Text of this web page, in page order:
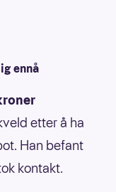
ennå
etter å ha
Han befant
kontakt.